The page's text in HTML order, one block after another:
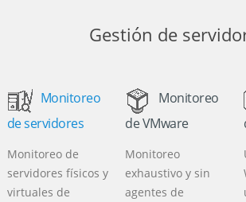
Gestión de
Monitoreo
de servidores
Monitoreo de
servidores físicos y
virtuales de
Monitoreo
de VMware
Monitoreo
exhaustivo y sin
agentes de